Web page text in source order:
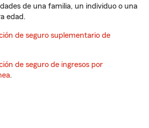
de una familia, un individuo o una
edad.
de seguro suplementario de
de seguro de ingresos por
.